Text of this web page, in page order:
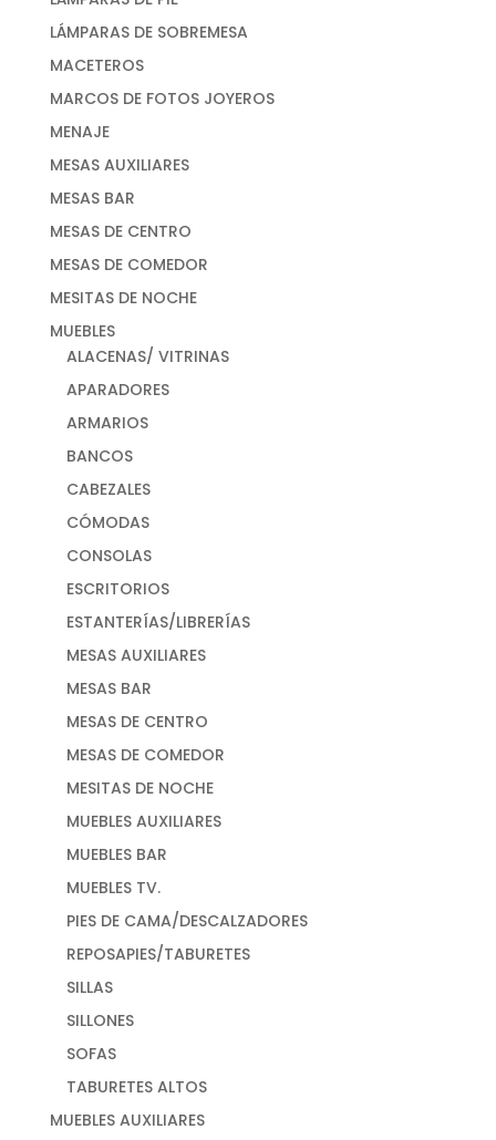
LÁMPARAS DE SOBREMESA
MACETEROS
MARCOS DE FOTOS JOYEROS
MENAJE
MESAS AUXILIARES
MESAS BAR
MESAS DE CENTRO
MESAS DE COMEDOR
MESITAS DE NOCHE
MUEBLES
ALACENAS/ VITRINAS
APARADORES
ARMARIOS
BANCOS
CABEZALES
CÓMODAS
CONSOLAS
ESCRITORIOS
ESTANTERÍAS/LIBRERÍAS
MESAS AUXILIARES
MESAS BAR
MESAS DE CENTRO
MESAS DE COMEDOR
MESITAS DE NOCHE
MUEBLES AUXILIARES
MUEBLES BAR
MUEBLES TV.
PIES DE CAMA/DESCALZADORES
REPOSAPIES/TABURETES
SILLAS
SILLONES
SOFAS
TABURETES ALTOS
MUEBLES AUXILIARES